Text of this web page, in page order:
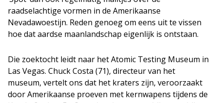
raadselachtige vormen in de Amerikaanse
Nevadawoestijn. Reden genoeg om eens uit te vissen
hoe dat aardse maanlandschap eigenlijk is ontstaan.
Die zoektocht leidt naar het Atomic Testing Museum in
Las Vegas. Chuck Costa (71), directeur van het
museum, vertelt ons dat het kraters zijn, veroorzaakt
door Amerikaanse proeven met kernwapens tijdens de